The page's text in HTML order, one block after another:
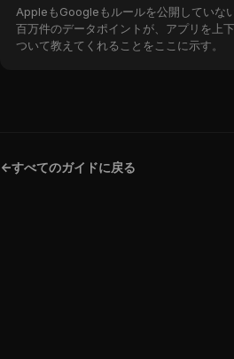
AppleもGoogleもルールを公開していな
百万件のデータポイントが、アプリを上
ついて教えてくれることをここに示す。
<-すべてのガイドに戻る